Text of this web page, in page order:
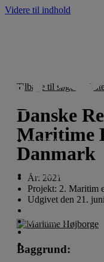
Videre til indhold
Vi støtter
For ansøgere
Om fonden
English
Tilbage til
Danske
Maritime
Danmark
År: 2021
Projekt: 2. Maritim
Udgivet den 21.
Baggrund: